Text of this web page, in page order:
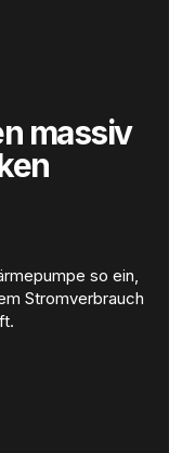
massiv
so ein,
Stromverbrauch